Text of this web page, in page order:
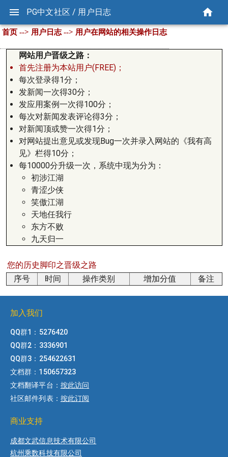
PG中文社区 / 用户日志
首页 --> 用户日志 --> 用户在网站的相关操作日志
网站用户晋级之路：
首先注册为本站用户(FREE)；
每次登录得1分；
发新闻一次得30分；
发应用案例一次得100分；
每次对新闻发表评论得3分；
对新闻顶或赞一次得1分；
对网站提出意见或发现Bug一次并录入网站的《我有高
见》栏得10分；
每10000分升级一次，系统中现为分为：
初涉江湖
青涩少侠
笑傲江湖
天地任我行
东方不败
九天归一
您的历史脚印之晋级之路
序号
时间 操作类别 增加分值 备注
加入我们
QQ群1：5276420
QQ群2：3336901
QQ群3：254622631
文档群：150657323
文档翻译平台： 按此访问
社区邮件列表： 按此订阅
商业支持
成都文武信息技术有限公司
杭州乘数科技有限公司